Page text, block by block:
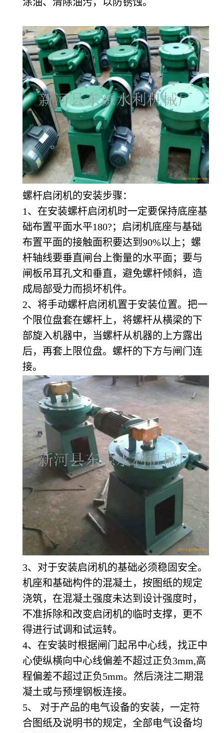
螺杆启闭机的安装步骤：
1、在安装螺杆启闭机时一定要保持底座基
础布置平面水平180?；启闭机底座与基础
布置平面的接触面积要达到90%以上；螺
杆轴线要垂直闸台上衡量的水平面；要与
闸板吊耳孔文和垂直，避免螺杆倾斜，造
成局部受力而损坏机件。
2、将手动螺杆启闭机置于安装位置。把一
个限位盘套在螺杆上，将螺杆从横梁的下
部旋入机器中，当螺杆从机器的上方露出
后，再套上限位盘。螺杆的下方与闸门连
接。
3、对于安装启闭机的基础必须稳固安全。
机座和基础构件的混凝土，按图纸的规定
浇筑，在混凝土强度未达到设计强度时，
不准拆除和改变启闭机的临时支撑，更不
得进行试调和试运转。
4、在安装时根据闸门起吊中心线，找正中
心使纵横向中心线偏差不超过正负3mm,高
程偏差不超过正负5mm。然后浇注二期混
凝土或与预埋钢板连接。
5、 对于产品的电气设备的安装，一定符
合图纸及说明书的规定，全部电气设备均